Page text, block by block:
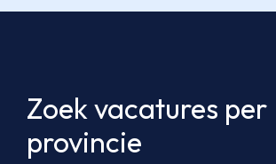
Zoek vacatures per
provincie